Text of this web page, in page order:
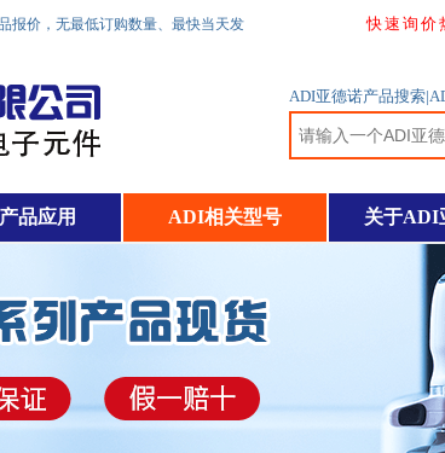
报价，无最低订购数量、最快当天发 快速询
ADI亚德诺产品搜索
品应用 ADI相关型号 关于ADI